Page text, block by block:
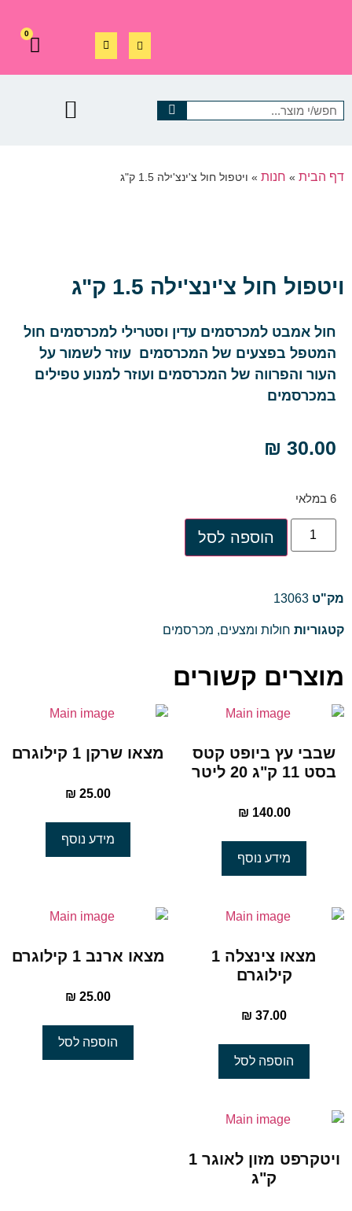
0
דף הבית » חנות » ויטפול חול צ'ינצ'ילה 1.5 ק"ג
ויטפול חול צ'ינצ'ילה 1.5 ק"ג
חול אמבט למכרסמים עדין וסטרילי למכרסמים חול
המטפל בפצעים של המכרסמים עוזר לשמור על
העור והפרווה של המכרסמים ועוזר למנוע טפילים
במכרסמים
₪ 30.00
6 במלאי
הוספה לסל
מק"ט 13063
קטגוריות חולות ומצעים, מכרסמים
מוצרים קשורים
שבבי עץ ביופט קטס
בסט 11 ק"ג 20 ליטר
₪ 140.00
מידע נוסף
מצאו שרקן 1 קילוגרם
₪ 25.00
מידע נוסף
מצאו צינצלה 1
קילוגרם
₪ 37.00
הוספה לסל
מצאו ארנב 1 קילוגרם
₪ 25.00
הוספה לסל
ויטקרפט מזון לאוגר 1
ק"ג